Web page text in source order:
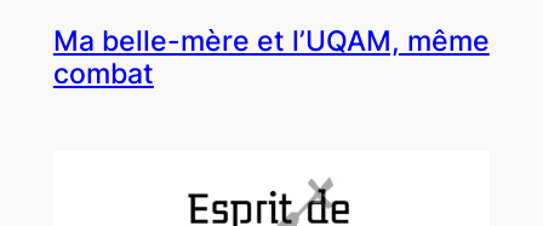
Ma belle-mère et l’UQAM, même
combat